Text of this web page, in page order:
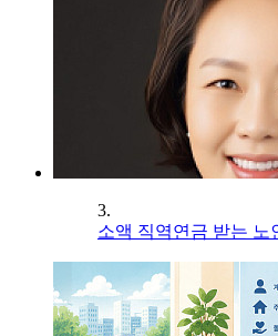
3.
소액 직역연금 받는 노